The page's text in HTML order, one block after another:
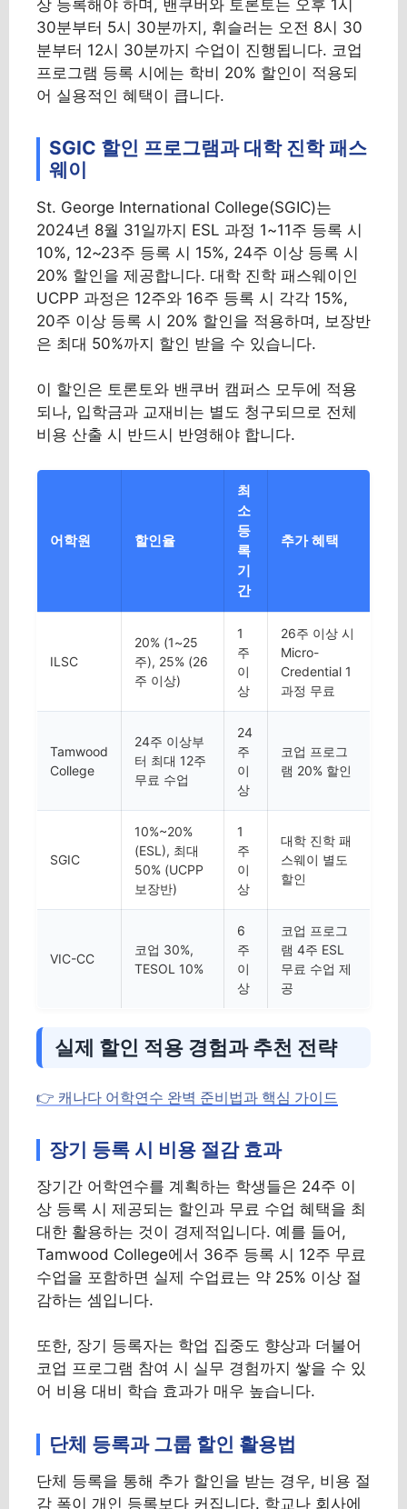
상 등록해야 하며, 밴쿠버와 토론토는 오후 1시
30분부터 5시 30분까지, 휘슬러는 오전 8시 30
분부터 12시 30분까지 수업이 진행됩니다. 코업
프로그램 등록 시에는 학비 20% 할인이 적용되
어 실용적인 혜택이 큽니다.
SGIC 할인 프로그램과 대학 진학 패스
웨이
St. George International College(SGIC)는
2024년 8월 31일까지 ESL 과정 1~11주 등록 시
10%, 12~23주 등록 시 15%, 24주 이상 등록 시
20% 할인을 제공합니다. 대학 진학 패스웨이인
UCPP 과정은 12주와 16주 등록 시 각각 15%,
20주 이상 등록 시 20% 할인을 적용하며, 보장반
은 최대 50%까지 할인 받을 수 있습니다.
이 할인은 토론토와 밴쿠버 캠퍼스 모두에 적용
되나, 입학금과 교재비는 별도 청구되므로 전체
비용 산출 시 반드시 반영해야 합니다.
어학원 할인율
최
소
등
록
기
간
추가 혜택
ILSC
20% (1~25
주), 25% (26
주 이상)
1
주
이
상
26주 이상 시
Micro-
Credential 1
과정 무료
Tamwood
College
24주 이상부
터 최대 12주
무료 수업
24
주
이
상
코업 프로그
램 20% 할인
SGIC
10%~20%
(ESL), 최대
50% (UCPP
보장반)
1
주
이
상
대학 진학 패
스웨이 별도
할인
VIC-CC
코업 30%,
TESOL 10%
6
주
이
상
코업 프로그
램 4주 ESL
무료 수업 제
공
실제 할인 적용 경험과 추천 전략
👉 캐나다 어학연수 완벽 준비법과 핵심 가이드
장기 등록 시 비용 절감 효과
장기간 어학연수를 계획하는 학생들은 24주 이
상 등록 시 제공되는 할인과 무료 수업 혜택을 최
대한 활용하는 것이 경제적입니다. 예를 들어,
Tamwood College에서 36주 등록 시 12주 무료
수업을 포함하면 실제 수업료는 약 25% 이상 절
감하는 셈입니다.
또한, 장기 등록자는 학업 집중도 향상과 더불어
코업 프로그램 참여 시 실무 경험까지 쌓을 수 있
어 비용 대비 학습 효과가 매우 높습니다.
단체 등록과 그룹 할인 활용법
단체 등록을 통해 추가 할인을 받는 경우, 비용 절
감 폭이 개인 등록보다 커집니다. 학교나 회사에